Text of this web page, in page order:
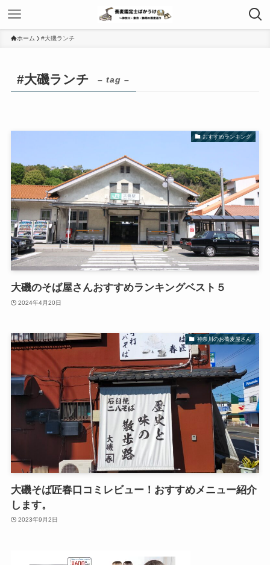
ホーム #大磯ランチ
#大磯ランチ – tag –
おすすめランキング
大磯のそば屋さんおすすめランキングベスト５
2024年4月20日
神奈川のお蕎麦屋さん
大磯そば匠春口コミレビュー！おすすめメニュー紹介
します。
2023年9月2日